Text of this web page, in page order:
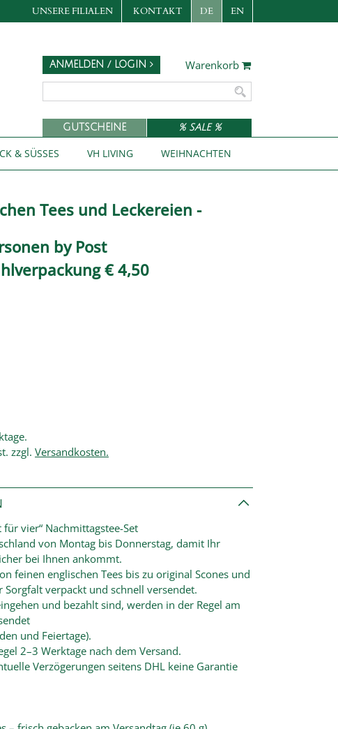
UNSERE FILIALEN KONTAKT DE EN
Warenkorb
ANMELDEN / LOGIN
GUTSCHEINE % SALE %
& SÜSSES VH LIVING WEIHNACHTEN
Tees und Leckereien -
by Post
€ 4,50
zzgl. Versandkosten.
für vier“ Nachmittagstee-Set
von Montag bis Donnerstag, damit Ihr
bei Ihnen ankommt.
feinen englischen Tees bis zu original Scones und
verpackt und schnell versendet.
und bezahlt sind, werden in der Regel am
und Feiertage).
2–3 Werktage nach dem Versand.
Verzögerungen seitens DHL keine Garantie